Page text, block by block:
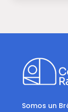
Somos un